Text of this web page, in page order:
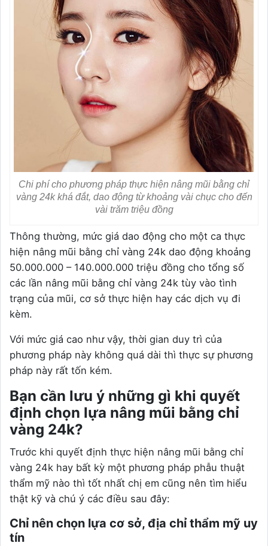
Chi phí cho phương pháp thực hiện nâng mũi bằng chỉ
vàng 24k khá đắt, dao động từ khoảng vài chục cho đến
vài trăm triệu đồng
Thông thường, mức giá dao động cho một ca thực
hiện nâng mũi bằng chỉ vàng 24k dao động khoảng
50.000.000 – 140.000.000 triệu đồng cho tổng số
các lần nâng mũi bằng chỉ vàng 24k tùy vào tình
trạng của mũi, cơ sở thực hiện hay các dịch vụ đi
kèm.
Với mức giá cao như vậy, thời gian duy trì của
phương pháp này không quá dài thì thực sự phương
pháp này rất tốn kém.
Bạn cần lưu ý những gì khi quyết
định chọn lựa nâng mũi bằng chỉ
vàng 24k?
Trước khi quyết định thực hiện nâng mũi bằng chỉ
vàng 24k hay bất kỳ một phương pháp phẫu thuật
thẩm mỹ nào thì tốt nhất chị em cũng nên tìm hiểu
thật kỹ và chú ý các điều sau đây:
Chỉ nên chọn lựa cơ sở, địa chỉ thẩm mỹ uy
tín